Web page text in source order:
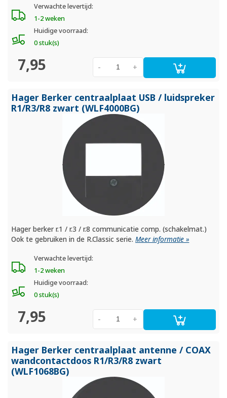
Verwachte levertijd:
1-2 weken
Huidige voorraad:
0 stuk(s)
7,95 +
-
Hager Berker centraalplaat USB / luidspreker
R1/R3/R8 zwart (WLF4000BG)
Hager berker r.1 / r.3 / r.8 communicatie comp. (schakelmat.)
Ook te gebruiken in de R.Classic serie.Meer informatie »
Verwachte levertijd:
1-2 weken
Huidige voorraad:
0 stuk(s)
7,95 +
-
Hager Berker centraalplaat antenne / COAX
wandcontactdoos R1/R3/R8 zwart
(WLF1068BG)